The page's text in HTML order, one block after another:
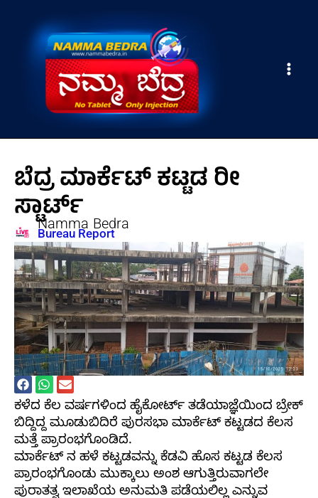
ಬೆದ್ರ ಮಾರ್ಕೆಟ್ ಕಟ್ಟಡ ರೀ
ಸ್ಟಾರ್ಟ್
Namma Bedra
Bureau Report
ಕಳೆದ ಕೆಲ ವರ್ಷಗಳಿಂದ ಹೈಕೋರ್ಟ್ ತಡೆಯಾಜ್ಞೆಯಿಂದ ಬ್ರೇಕ್
ಬಿದ್ದಿದ್ದ ಮೂಡುಬಿದಿರೆ ಪುರಸಭಾ ಮಾರ್ಕೆಟ್ ಕಟ್ಟಡದ ಕೆಲಸ
ಮತ್ತೆ ಪ್ರಾರಂಭಗೊಂಡಿದೆ‌‌.
ಮಾರ್ಕೆಟ್ ನ ಹಳೆ ಕಟ್ಟಡವನ್ನು ಕೆಡವಿ ಹೊಸ ಕಟ್ಟಡ ಕೆಲಸ
ಪ್ರಾರಂಭಗೊಂಡು ಮುಕ್ಕಾಲು ಅಂಶ ಆಗುತ್ತಿರುವಾಗಲೇ
ಪುರಾತತ್ವ ಇಲಾಖೆಯ ಅನುಮತಿ ಪಡೆಯಲಿಲ್ಲ ಎನ್ನುವ